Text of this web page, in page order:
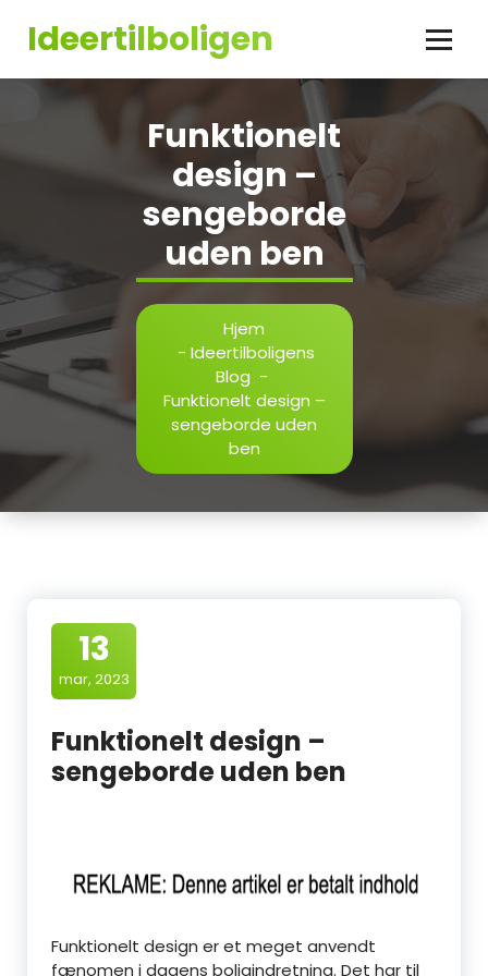
Ideertilboligen
Funktionelt
design –
sengeborde
uden ben
Hjem
- Ideertilboligens
Blog -
Funktionelt design –
sengeborde uden
ben
13
mar, 2023
Funktionelt design –
sengeborde uden ben
Funktionelt design er et meget anvendt
fænomen i dagens boligindretning. Det har til